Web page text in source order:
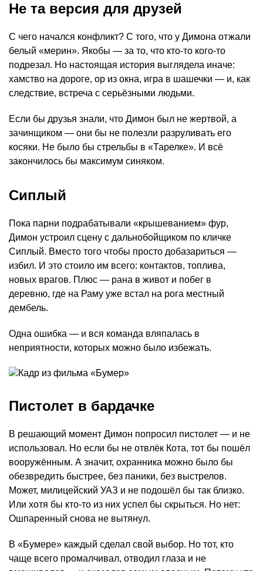
Не та версия для друзей
С чего начался конфликт? С того, что у Димона отжали
белый «мерин». Якобы — за то, что кто-то кого-то
подрезал. Но настоящая история выглядела иначе:
хамство на дороге, ор из окна, игра в шашечки — и, как
следствие, встреча с серьёзными людьми.
Если бы друзья знали, что Димон был не жертвой, а
зачинщиком — они бы не полезли разруливать его
косяки. Не было бы стрельбы в «Тарелке». И всё
закончилось бы максимум синяком.
Сиплый
Пока парни подрабатывали «крышеванием» фур,
Димон устроил сцену с дальнобойщиком по кличке
Сиплый. Вместо того чтобы просто добазариться —
избил. И это стоило им всего: контактов, топлива,
новых врагов. Плюс — рана в живот и побег в
деревню, где на Раму уже встал на рога местный
дембель.
Одна ошибка — и вся команда вляпалась в
неприятности, которых можно было избежать.
Пистолет в бардачке
В решающий момент Димон попросил пистолет — и не
использовал. Но если бы не отвлёк Кота, тот бы пошёл
вооружённым. А значит, охранника можно было бы
обезвредить быстрее, без паники, без выстрелов.
Может, милицейский УАЗ и не подошёл бы так близко.
Или хотя бы кто-то из них успел бы скрыться. Но нет:
Ошпаренный снова не вытянул.
В «Бумере» каждый сделал свой выбор. Но тот, кто
чаще всего промалчивал, отводил глаза и не